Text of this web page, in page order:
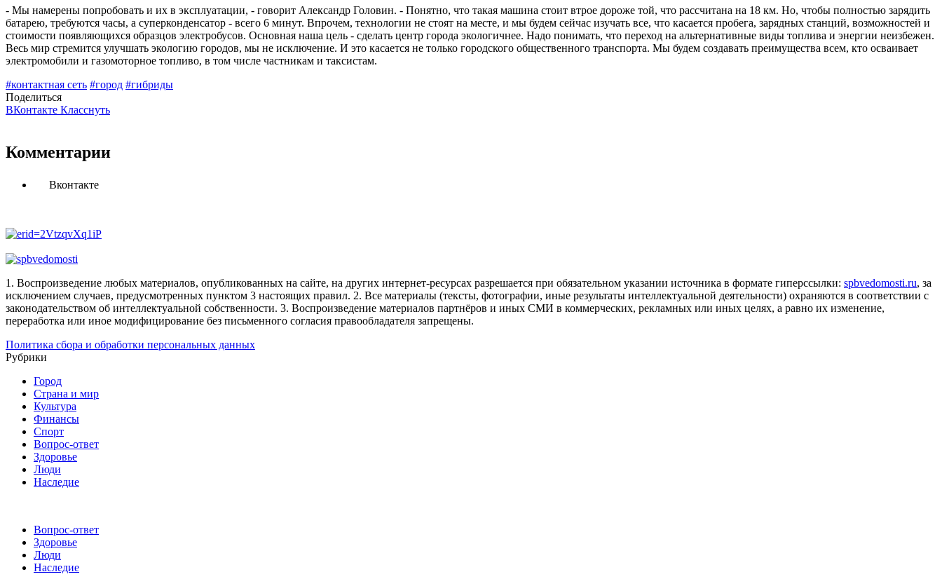
- Мы намерены попробовать и их в эксплуатации, - говорит Александр Головин. - Понятно, что такая машина стоит втрое дороже той, что рассчитана на 18 км. Но, чтобы полностью зарядить
батарею, требуются часы, а суперконденсатор - всего 6 минут. Впрочем, технологии не стоят на месте, и мы будем сейчас изучать все, что касается пробега, зарядных станций, возможностей и
стоимости появляющихся образцов электробусов. Основная наша цель - сделать центр города экологичнее. Надо понимать, что переход на альтернативные виды топлива и энергии неизбежен.
Весь мир стремится улучшать экологию городов, мы не исключение. И это касается не только городского общественного транспорта. Мы будем создавать преимущества всем, кто осваивает
электромобили и газомоторное топливо, в том числе частникам и таксистам.
#контактная сеть #город #гибриды
Поделиться
ВКонтакте Класснуть
Комментарии
Вконтакте
1. Воспроизведение любых материалов, опубликованных на сайте, на других интернет-ресурсах разрешается при обязательном указании источника в формате гиперссылки: spbvedomosti.ru, за
исключением случаев, предусмотренных пунктом 3 настоящих правил. 2. Все материалы (тексты, фотографии, иные результаты интеллектуальной деятельности) охраняются в соответствии с
законодательством об интеллектуальной собственности. 3. Воспроизведение материалов партнёров и иных СМИ в коммерческих, рекламных или иных целях, а равно их изменение,
переработка или иное модифицирование без письменного согласия правообладателя запрещены.
Политика сбора и обработки персональных данных
Рубрики
Город
Страна и мир
Культура
Финансы
Спорт
Вопрос-ответ
Здоровье
Люди
Наследие
Вопрос-ответ
Здоровье
Люди
Наследие